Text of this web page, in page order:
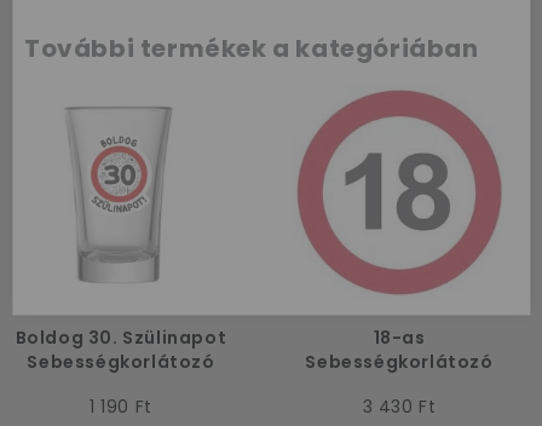
További termékek a kategóriában
Boldog 30. Szülinapot
Sebességkorlátozó
1 190 Ft
18-as
Sebességkorlátozó
Szülinapra
3 430 Ft
kedveskedni egy
10%-os
kuponnal.